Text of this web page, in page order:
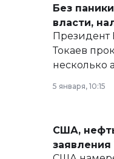
Без
власти,
Президент
Токаев
несколько
армии,
5 января, 10:15
США,